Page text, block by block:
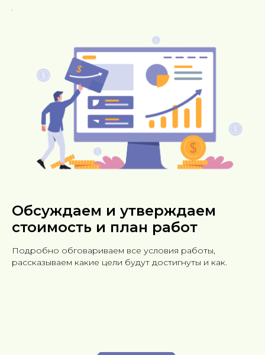
Обсуждаем и утверждаем
стоимость и план работ
Подробно обговариваем все условия работы,
рассказываем какие цели будут достигнуты и как.